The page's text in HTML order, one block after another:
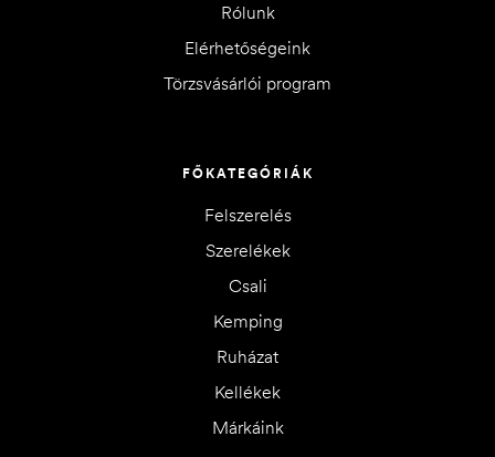
Rólunk
Elérhetőségeink
Törzsvásárlói program
FŐKATEGÓRIÁK
Felszerelés
Szerelékek
Csali
Kemping
Ruházat
Kellékek
Márkáink